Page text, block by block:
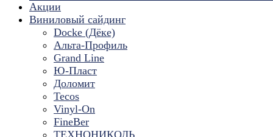
Акции
Виниловый сайдинг
Docke (Дёке)
Альта-Профиль
Grand Line
Ю-Пласт
Доломит
Tecos
Vinyl-On
FineBer
ТЕХНОНИКОЛЬ